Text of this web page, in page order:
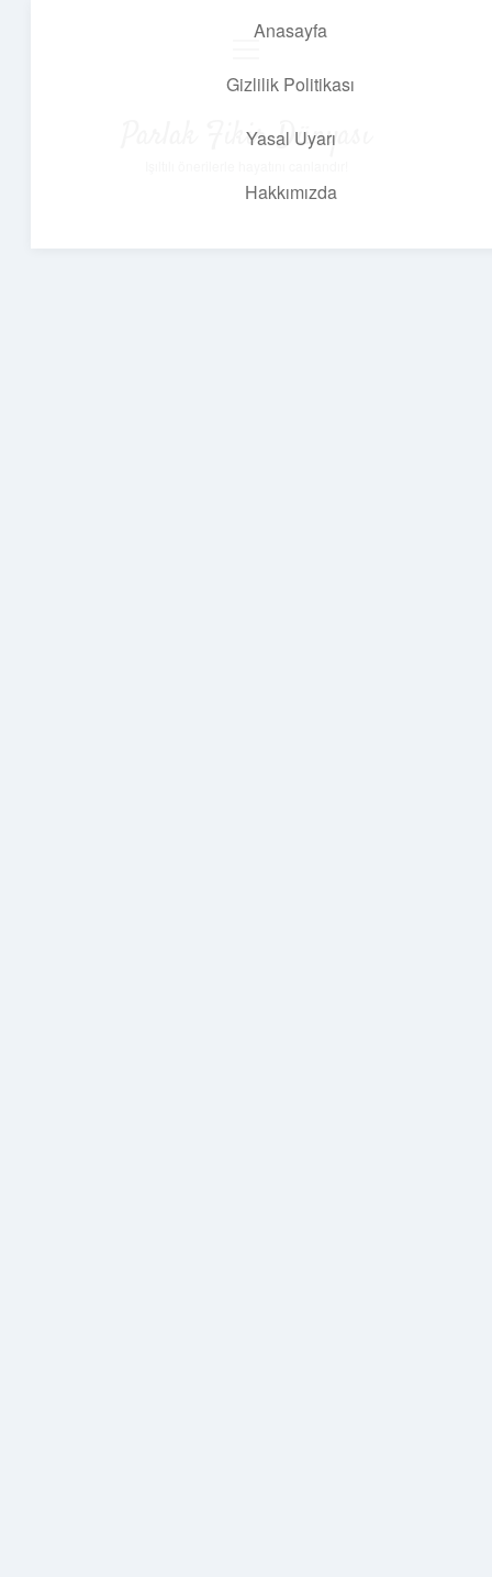
Anasayfa
Gizlilik Politikası
Yasal Uyarı
Hakkımızda
Parlak Fikir Dünyası